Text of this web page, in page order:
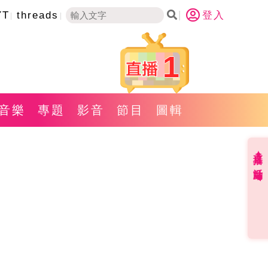
threads 登入
1
樂 專題 影音 節目 圖輯
直播✦活動